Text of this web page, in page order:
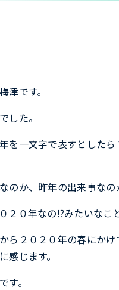
津です。
した。
を一文字で表すとした
のか、昨年の出来事な
２０年なの⁉みたいなこ
ら２０２０年の春にか
感じます。
す。